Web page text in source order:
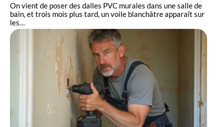
On vient de poser des dalles PVC murales dans une salle de
bain, et trois mois plus tard, un voile blanchâtre apparaît sur
les…